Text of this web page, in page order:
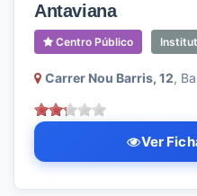
Antaviana
Centro Público
Carrer Nou Barris, 12,
Ver